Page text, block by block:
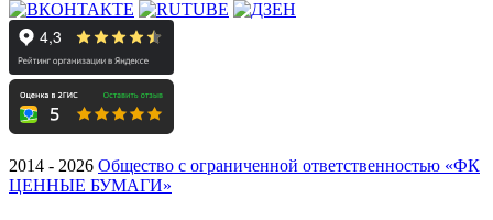
2014 - 2026 Общество с ограниченной ответственностью «ФК
ЦЕННЫЕ БУМАГИ»